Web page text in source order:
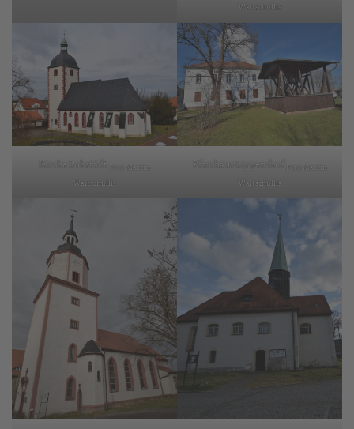
Waitschullis
Kirche Lobstädt Foto Martin
Waitschullis
Pfarrhaus Lippendorf Foto Martin
Waitschullis